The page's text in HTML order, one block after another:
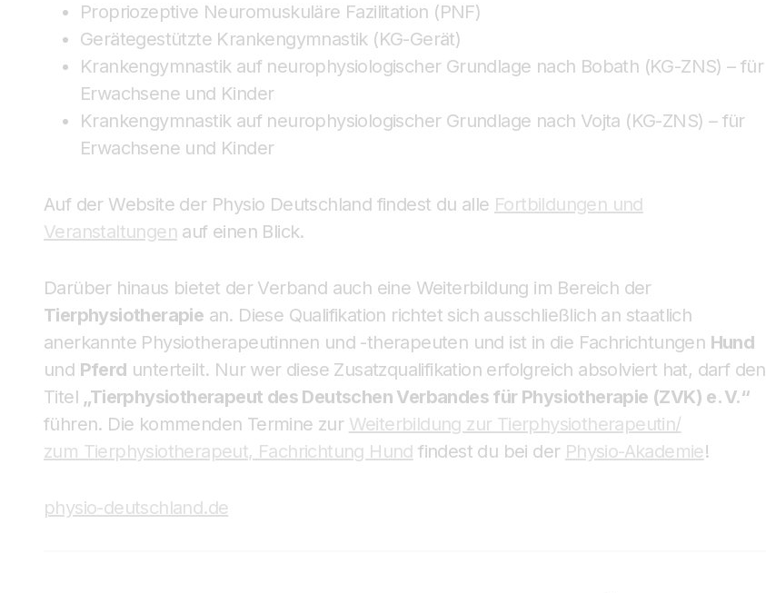
Propriozeptive Neuromuskuläre Fazilitation (PNF)
Gerätegestützte Krankengymnastik (KG-Gerät)
Krankengymnastik auf neurophysiologischer Grundlage nach Bobath (KG-ZNS) – für
Erwachsene und Kinder
Krankengymnastik auf neurophysiologischer Grundlage nach Vojta (KG-ZNS) – für
Erwachsene und Kinder
Auf der Website der Physio Deutschland findest du alle Fortbildungen und
Veranstaltungen auf einen Blick.
Darüber hinaus bietet der Verband auch eine Weiterbildung im Bereich der
Tierphysiotherapie an. Diese Qualifikation richtet sich ausschließlich an staatlich
anerkannte Physiotherapeutinnen und -therapeuten und ist in die Fachrichtungen Hund
und Pferd unterteilt. Nur wer diese Zusatzqualifikation erfolgreich absolviert hat, darf den
Titel „Tierphysiotherapeut des Deutschen Verbandes für Physiotherapie (ZVK) e. V.“
führen. Die kommenden Termine zur Weiterbildung zur Tierphysiotherapeutin/
zum Tierphysiotherapeut, Fachrichtung Hund findest du bei der Physio-Akademie!
physio-deutschland.de